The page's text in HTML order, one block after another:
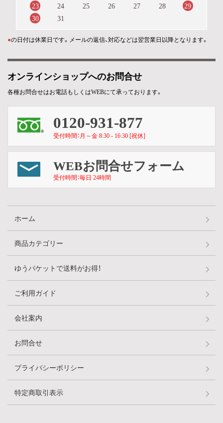
23
24 25 26 27 28
29
30
31
●の日付は休業日です。メールの返信、対応などは翌営業日以降となります。
オンラインショップへのお問合せ
各種お問合せはお電話もしくはWEBにて承っております。
0120-931-877
受付時間：月～金 8:30 - 16:30 [祝休]
WEBお問合せフォーム
受付時間：毎日 24時間
ホーム
商品カテゴリー
ゆうパケットで送料がお得！
ご利用ガイド
会社案内
お問合せ
プライバシーポリシー
特定商取引表示